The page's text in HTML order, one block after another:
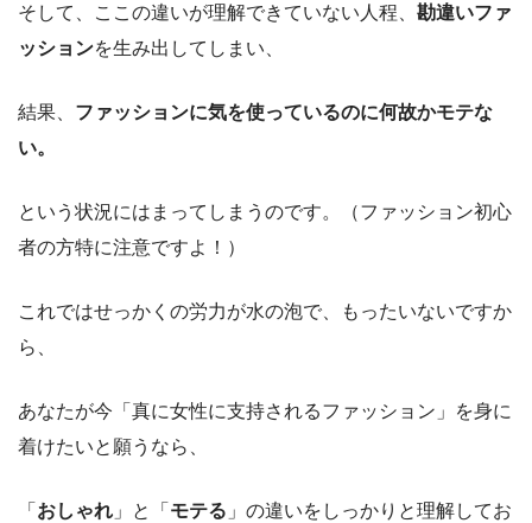
そして、ここの違いが理解できていない人程、 勘違いファ
ッションを生み出してしまい、
結果、 ファッションに気を使っているのに何故かモテな
い。
という状況にはまってしまうのです。（ファッション初心
者の方特に注意ですよ！）
これではせっかくの労力が水の泡で、もったいないですか
ら、
あなたが今「真に女性に支持されるファッション」を身に
着けたいと願うなら、
「 おしゃれ 」と「 モテる 」の違いをしっかりと理解してお